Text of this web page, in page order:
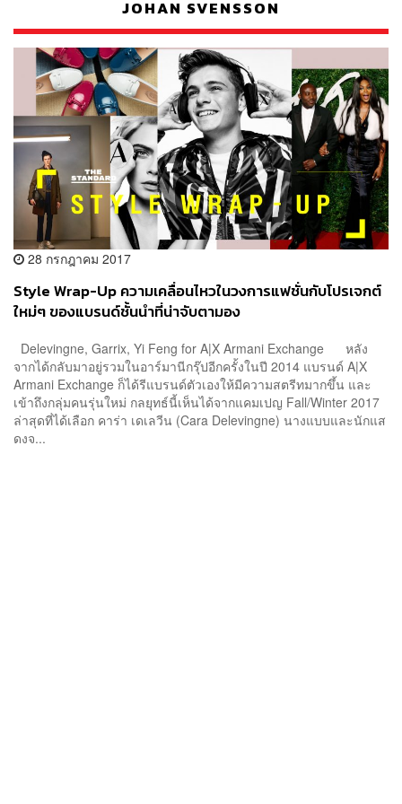
JOHAN SVENSSON
28 กรกฎาคม 2017
Style Wrap-Up ความเคลื่อนไหวในวงการแฟชั่นกับโปรเจกต์
ใหม่ๆ ของแบรนด์ชั้นนำที่น่าจับตามอง
Delevingne, Garrix, Yi Feng for A|X Armani Exchange หลัง
จากได้กลับมาอยู่รวมในอาร์มานีกรุ๊ปอีกครั้งในปี 2014 แบรนด์ A|X
Armani Exchange ก็ได้รีแบรนด์ตัวเองให้มีความสตรีทมากขึ้น และ
เข้าถึงกลุ่มคนรุ่นใหม่ กลยุทธ์นี้เห็นได้จากแคมเปญ Fall/Winter 2017
ล่าสุดที่ได้เลือก คาร่า เดเลวีน (Cara Delevingne) นางแบบและนักแส
ดงจ...